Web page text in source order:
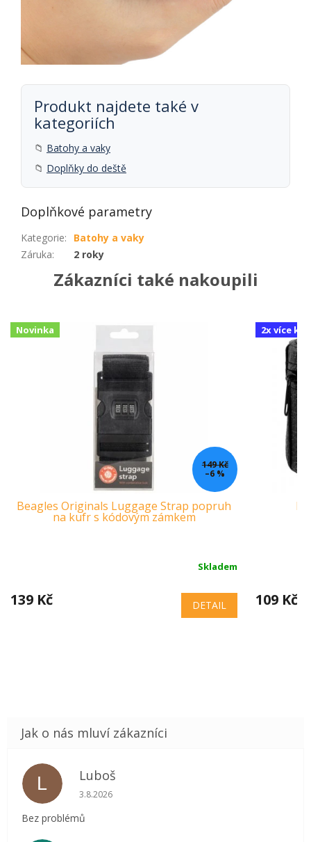
Produkt najdete také v
kategoriích
📁 Batohy a vaky
📁 Doplňky do deště
Doplňkové parametry
Kategorie:
Batohy a vaky
Záruka: 2 roky
Zákazníci také nakoupili
Novinka
149 Kč
–6 %
Beagles Originals Luggage Strap popruh
na kufr s kódovým zámkem
Skladem
139 Kč DETAIL
2x více
109 Kč
L Luboš
Hodnocení obchodu je 5 z 5 hvězdiček.
3.8.2026
Bez problémů